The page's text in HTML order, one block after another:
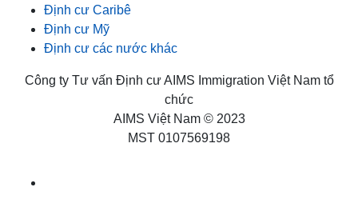
Định cư Caribê
Định cư Mỹ
Định cư các nước khác
Công ty Tư vấn Định cư AIMS Immigration Việt Nam tổ
chức
AIMS Việt Nam © 2023
MST 0107569198